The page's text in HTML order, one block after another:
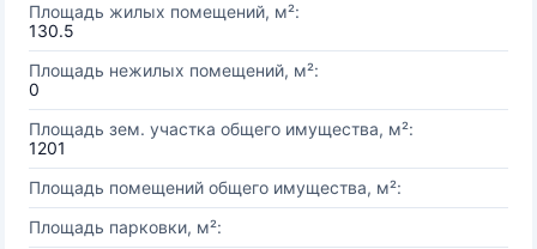
Площадь жилых помещений, м²:
130.5
Площадь нежилых помещений, м²:
0
Площадь зем. участка общего имущества, м²:
1201
Площадь помещений общего имущества, м²:
Площадь парковки, м²: